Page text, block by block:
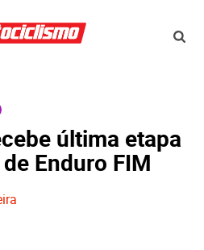
última etapa
Enduro FIM